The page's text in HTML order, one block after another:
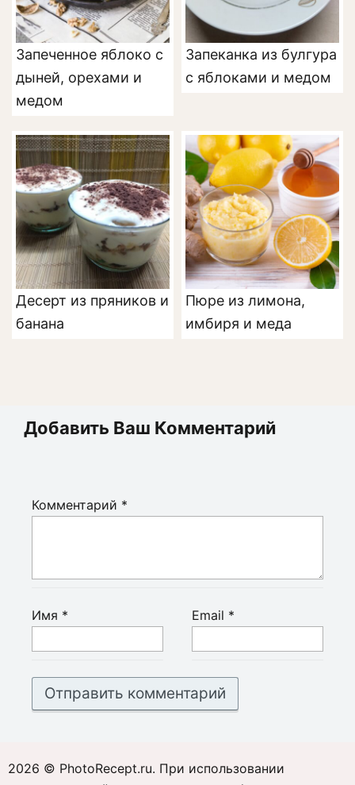
Запеченное яблоко с
дыней, орехами и
медом
Запеканка из булгура
с яблоками и медом
Десерт из пряников и
банана
Пюре из лимона,
имбиря и меда
Добавить Ваш Комментарий
Комментарий *
Имя * Email *
2026 © PhotoRecept.ru. При использовании